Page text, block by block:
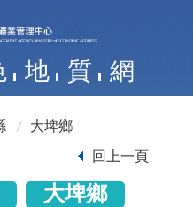
地 質 網
大埤鄉
回上一頁
大埤鄉